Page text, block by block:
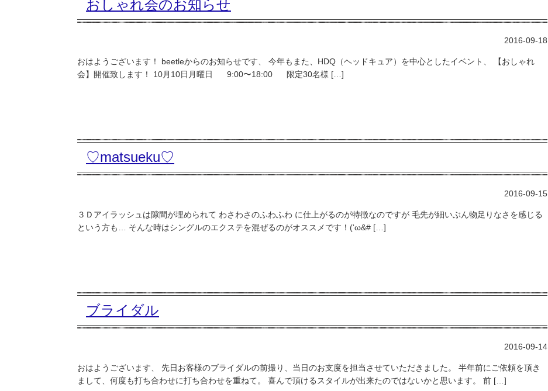
おしゃれ会のお知らせ
2016-09-18
おはようございます！ beetleからのお知らせです、 今年もまた、HDQ（ヘッドキュア）を中心としたイベント、 【おしゃれ
会】開催致します！ 10月10日月曜日 9:00〜18:00 限定30名様 […]
♡matsueku♡
2016-09-15
３Ｄアイラッシュは隙間が埋められて わさわさのふわふわ に仕上がるのが特徴なのですが 毛先が細いぶん物足りなさを感じる
という方も… そんな時はシングルのエクステを混ぜるのがオススメです！(‘ω&# […]
ブライダル
2016-09-14
おはようございます、 先日お客様のブライダルの前撮り、当日のお支度を担当させていただきました。 半年前にご依頼を頂き
まして、何度も打ち合わせに打ち合わせを重ねて。 喜んで頂けるスタイルが出来たのではないかと思います。 前 […]